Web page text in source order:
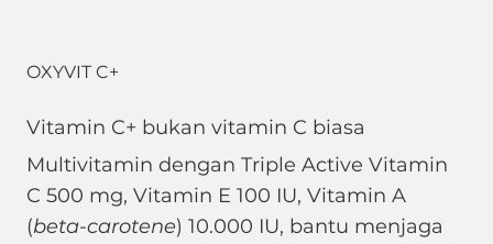
OXYVIT C+
Vitamin C+ bukan vitamin C biasa
Multivitamin dengan Triple Active Vitamin
C 500 mg, Vitamin E 100 IU, Vitamin A
(beta-carotene) 10.000 IU, bantu menjaga